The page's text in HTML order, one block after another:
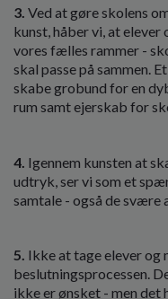
3. Ved at gøre skolens
kunst, håber vi, at
vores fælles rammer -
skal passe på sammen.
skabe grobund for en
rum samt ejerskab for
4. Igennem kunsten at
udtryk, ser vi som et
samtale - også de svære
5. Ikke at tage elever og
beslutningsprocessen.
ikke er ønsket - men det